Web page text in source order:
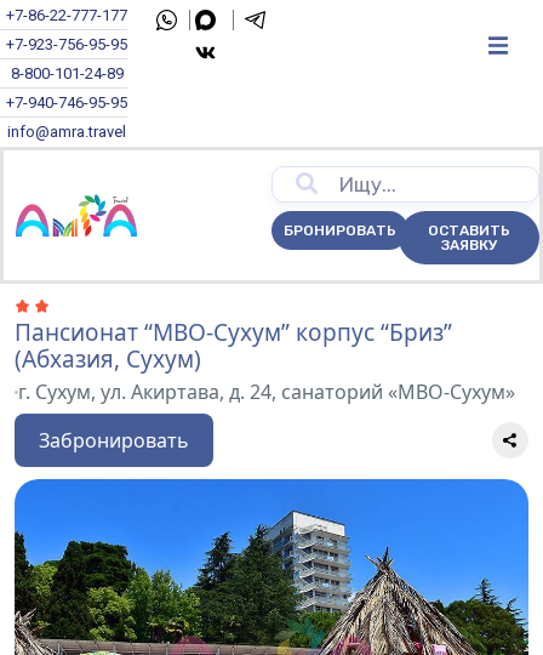
+7-86-22-777-177
+7-923-756-95-95
8-800-101-24-89
+7-940-746-95-95
info@amra.travel
БРОНИРОВАТЬ
ОСТАВИТЬ
ЗАЯВКУ
Пансионат “МВО-Сухум” корпус “Бриз”
(Абхазия, Сухум)
г. Сухум, ул. Акиртава, д. 24, санаторий «МВО-Сухум»
Забронировать